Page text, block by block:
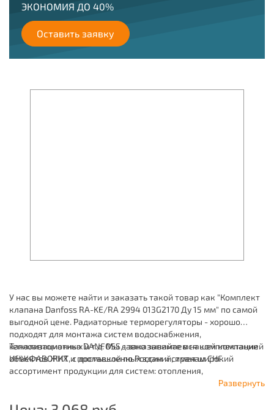
ЭКОНОМИЯ ДО 40%
Оставить заявку
У нас вы можете найти и заказать такой товар как "Комплект
клапана Danfoss RA-KE/RA 2994 013G2170 Ду 15 мм" по самой
выгодной цене. Радиаторные терморегуляторы - хорошо
подходят для монтажа систем водоснабжения,
канализационных и т.д. Мы давно занимаемся комплектацией
объектов ЖКХ и промышленных зданий, имея широкий
ассортимент продукции для систем: отопления,
Теплоавтоматика DANFOSS - заказывайте в нашей компании
ИНЖФАВОРИТ, с доставкой по России и странам СНГ.
Развернуть